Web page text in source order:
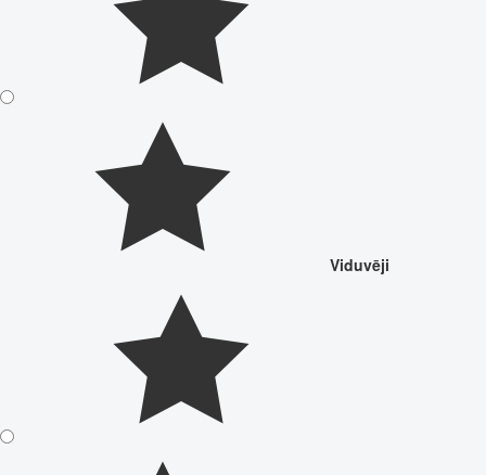
Viduvēji